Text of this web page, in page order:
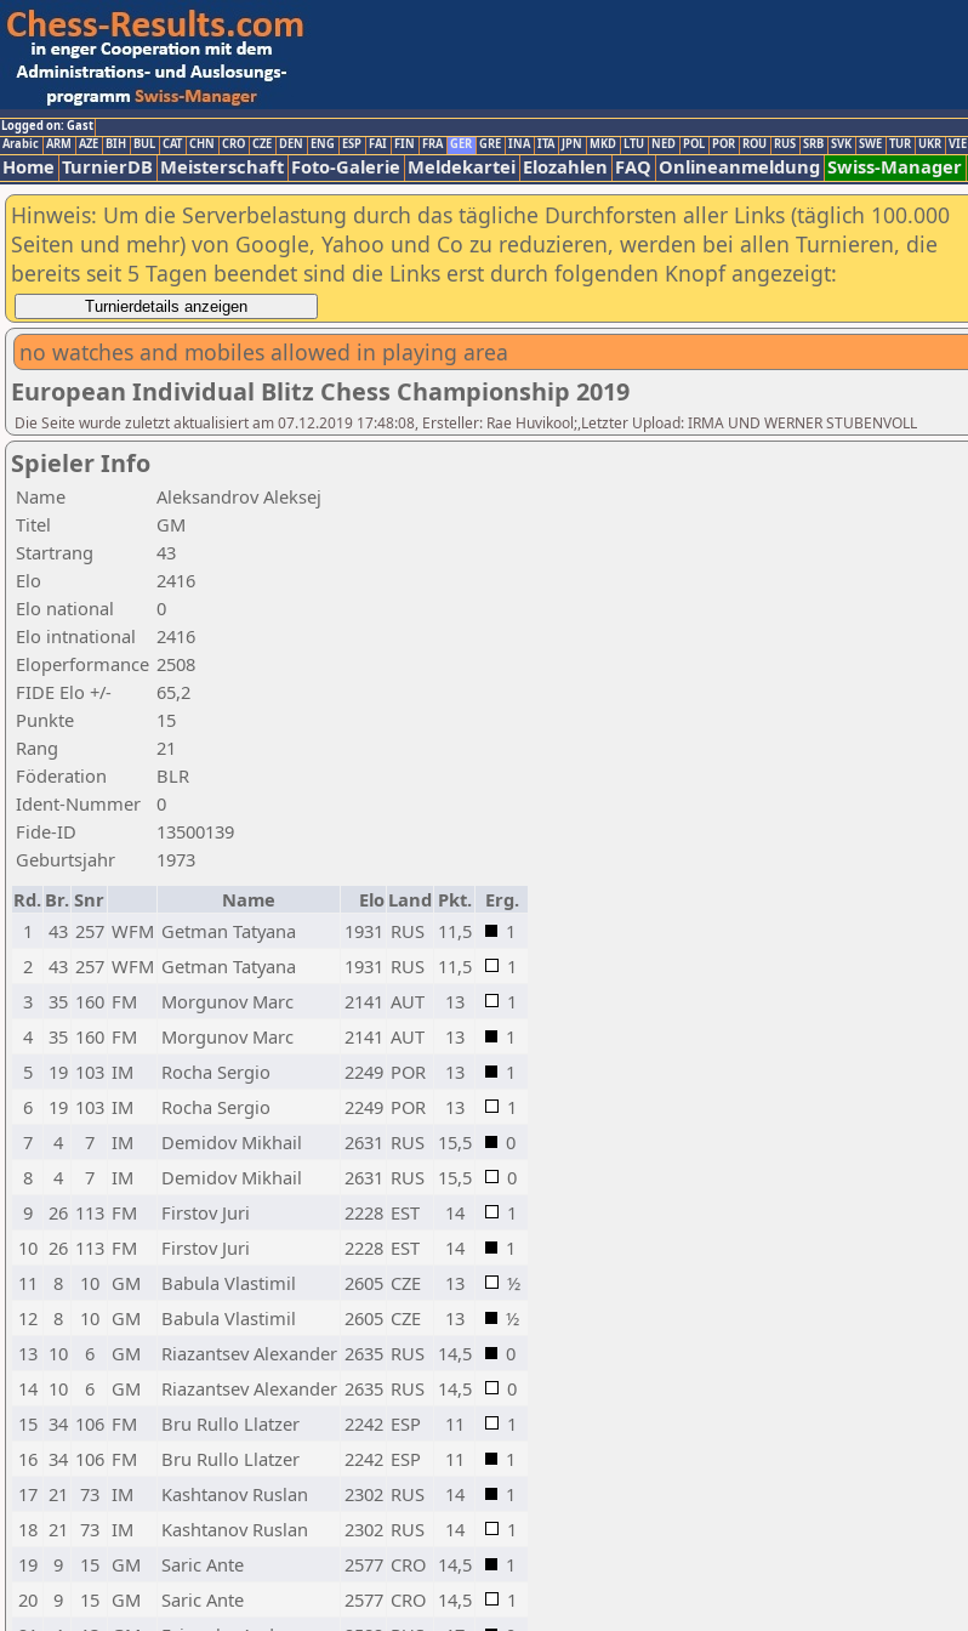
Logged on: Gast
Arabic ARM AZE BIH BUL CAT CHN CRO CZE DEN ENG ESP FAI FIN FRA GER GRE INA ITA JPN MKD LTU NED POL POR ROU RUS SRB SVK SWE TUR UKR VIE
Home TurnierDB Meisterschaft Foto-Galerie Meldekartei Elozahlen FAQ Onlineanmeldung Swiss-Manager
Hinweis: Um die Serverbelastung durch das tägliche Durchforsten aller Links (täglich 100.000
Seiten und mehr) von Google, Yahoo und Co zu reduzieren, werden bei allen Turnieren, die
bereits seit 5 Tagen beendet sind die Links erst durch folgenden Knopf angezeigt:
no watches and mobiles allowed in playing area
European Individual Blitz Chess Championship 2019
Die Seite wurde zuletzt aktualisiert am 07.12.2019 17:48:08, Ersteller: Rae Huvikool;,Letzter Upload: IRMA UND WERNER STUBENVOLL
Spieler Info
Name
Aleksandrov Aleksej
Titel
GM
Startrang
43
Elo
2416
Elo national
0
Elo intnational
2416
Eloperformance 2508
FIDE Elo +/-
65,2
Punkte
15
Rang
21
Föderation
BLR
Ident-Nummer
0
Fide-ID
13500139
Geburtsjahr
1973
Rd. Br. Snr Name Elo Land Pkt.
Erg.
1
43 257 WFM Getman Tatyana 1931 RUS 11,5
1
2
43 257 WFM Getman Tatyana 1931 RUS 11,5
1
3
35 160 FM Morgunov Marc 2141 AUT 13
1
4
35 160 FM Morgunov Marc 2141 AUT 13
1
5
19 103 IM Rocha Sergio 2249 POR 13
1
6
19 103 IM Rocha Sergio 2249 POR 13
1
7
4 7 IM Demidov Mikhail 2631 RUS 15,5
0
8
4 7 IM Demidov Mikhail 2631 RUS 15,5
0
9
26 113 FM Firstov Juri 2228 EST 14
1
10 26 113 FM Firstov Juri 2228 EST 14
1
11
8 10 GM Babula Vlastimil 2605 CZE 13
½
12
8 10 GM Babula Vlastimil 2605 CZE 13
½
13 10 6 GM Riazantsev Alexander 2635 RUS 14,5
0
14 10 6 GM Riazantsev Alexander 2635 RUS 14,5
0
15 34 106 FM Bru Rullo Llatzer 2242 ESP 11
1
16 34 106 FM Bru Rullo Llatzer 2242 ESP 11
1
17 21 73 IM Kashtanov Ruslan 2302 RUS 14
1
18 21 73 IM Kashtanov Ruslan 2302 RUS 14
1
19
9 15 GM Saric Ante 2577 CRO 14,5
1
20
9 15 GM Saric Ante 2577 CRO 14,5
1